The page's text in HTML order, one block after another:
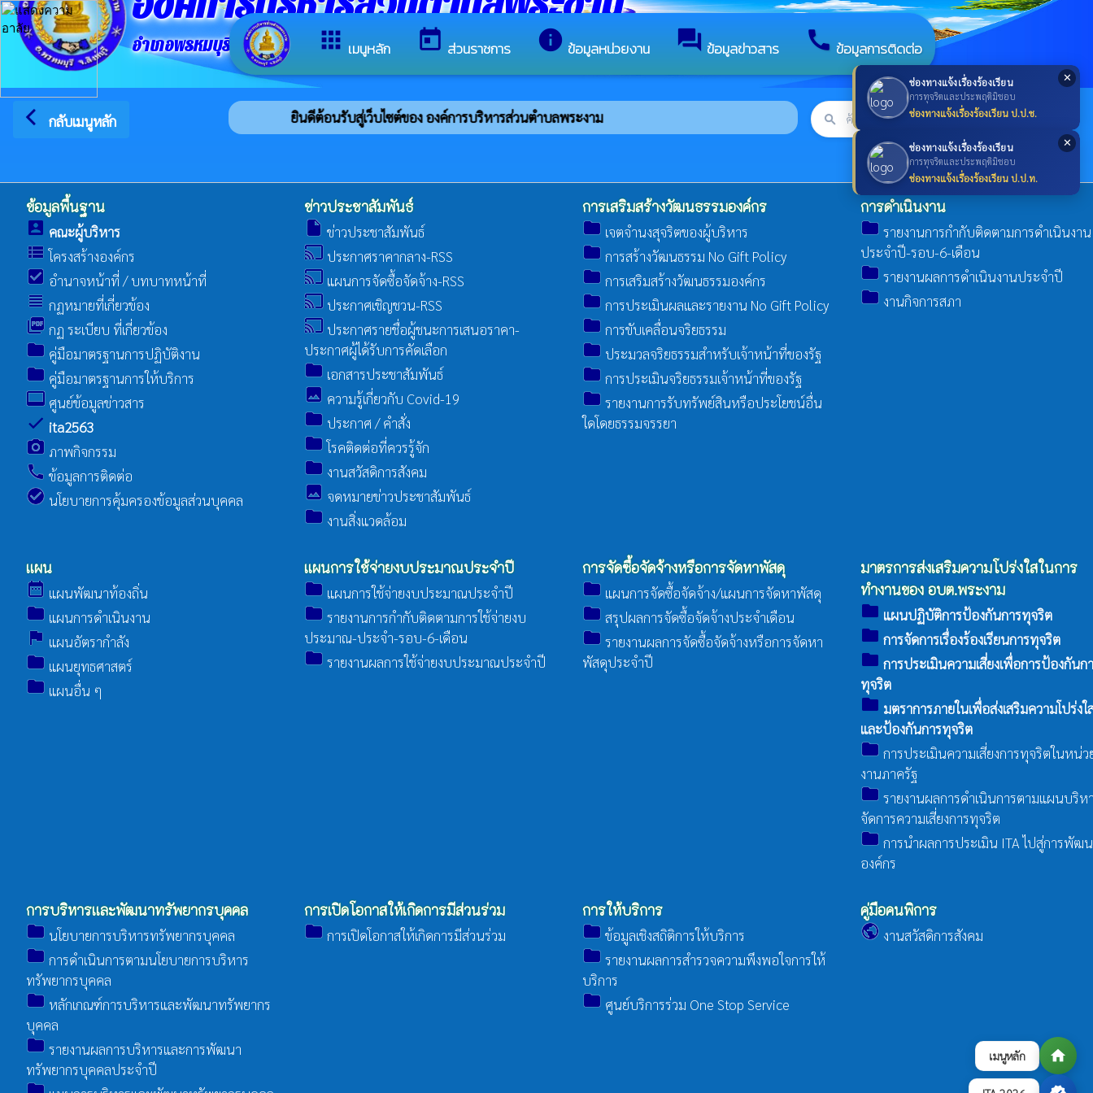
เมนูหลัก home
✕
ช่องทางแจ้งเรื่องร้องเรียน
การทุจริตและประพฤติมิชอบ
ช่องทางแจ้งเรื่องร้องเรียน ป.ป.ช.
✕
ช่องทางแจ้งเรื่องร้องเรียน
การทุจริตและประพฤติมิชอบ
ช่องทางแจ้งเรื่องร้องเรียน ป.ป.ท.
apps เมนูหลัก today ส่วนราชการ info ข้อมูลหน่วยงาน forum ข้อมูลข่าวสาร call ข้อมูลการติดต่อ
อำเภอพรหมบุรี จังหวัดสิงห์บุรี
arrow_back_ios กลับเมนูหลัก ยินดีต้อนรับสู่เว็บไซต์ของ องค์การบริหารส่วนตำบลพระงาม search searchค้นหา
ข้อมูลพื้นฐาน
account_box คณะผู้บริหาร
view_list โครงสร้างองค์กร
check_box อำนาจหน้าที่ / บทบาทหน้าที่
view_headline กฏหมายที่เกี่ยวข้อง
picture_as_pdf กฏ ระเบียบ ที่เกี่ยวข้อง
folder คู่มือมาตรฐานการปฏิบัติงาน
folder คู่มือมาตรฐานการให้บริการ
video_label ศูนย์ข้อมูลข่าวสาร
check ita2563
camera_alt ภาพกิจกรรม
call ข้อมูลการติดต่อ
check_circle นโยบายการคุ้มครองข้อมูลส่วนบุคคล
ข่าวประชาสัมพันธ์
insert_drive_file ข่าวประชาสัมพันธ์
castประกาศราคากลาง-RSS
castแผนการจัดซื้อจัดจ้าง-RSS
castประกาศเชิญชวน-RSS
castประกาศรายชื่อผู้ชนะการเสนอราคา-
ประกาศผู้ได้รับการคัดเลือก
folder เอกสารประชาสัมพันธ์
image ความรู้เกี่ยวกับ Covid-19
folder ประกาศ / คำสั่ง
folderโรคติดต่อที่ควรรู้จัก
folder งานสวัสดิการสังคม
image จดหมายข่าวประชาสัมพันธ์
folder งานสิ่งแวดล้อม
การเสริมสร้างวัฒนธรรมองค์กร
folder เจตจำนงสุจริตของผู้บริหาร
folder การสร้างวัฒนธรรม No Gift Policy
folder การเสริมสร้างวัฒนธรรมองค์กร
folder การประเมินผลและรายงาน No Gift Policy
folder การขับเคลื่อนจริยธรรม
folder ประมวลจริยธรรมสำหรับเจ้าหน้าที่ของรัฐ
folder การประเมินจริยธรรมเจ้าหน้าที่ของรัฐ
folder รายงานการรับทรัพย์สินหรือประโยชน์อื่น
ใดโดยธรรมจรรยา
การดำเนินงาน
folder รายงานการกำกับติดตามการดำเนินงาน
ประจำปี-รอบ-6-เดือน
folder รายงานผลการดำเนินงานประจำปี
folder งานกิจการสภา
แผน
date_range แผนพัฒนาท้องถิ่น
folder แผนการดำเนินงาน
assistant_photo แผนอัตรากำลัง
folder แผนยุทธศาสตร์
folder แผนอื่น ๆ
แผนการใช้จ่ายงบประมาณประจำปี
folder แผนการใช้จ่ายงบประมาณประจำปี
folder รายงานการกำกับติดตามการใช้จ่ายงบ
ประมาณ-ประจำ-รอบ-6-เดือน
folder รายงานผลการใช้จ่ายงบประมาณประจำปี
การจัดซื้อจัดจ้างหรือการจัดหาพัสดุ
folder แผนการจัดซื้อจัดจ้าง/แผนการจัดหาพัสดุ
folder สรุปผลการจัดซื้อจัดจ้างประจำเดือน
folder รายงานผลการจัดซื้อจัดจ้างหรือการจัดหา
พัสดุประจำปี
มาตรการส่งเสริมความโปร่งใสในการ
ทำงานของ อบต.พระงาม
folder แผนปฏิบัติการป้องกันการทุจริต
folder การจัดการเรื่องร้องเรียนการทุจริต
folder การประเมินความเสี่ยงเพื่อการป้องกันก
ทุจริต
folder มตราการภายในเพื่อส่งเสริมความโปร่งใ
และป้องกันการทุจริต
folder การประเมินความเสี่ยงการทุจริตในหน่ว
งานภาครัฐ
folder รายงานผลการดำเนินการตามแผนบริห
จัดการความเสี่ยงการทุจริต
folder การนำผลการประเมิน ITA ไปสู่การพัฒ
องค์กร
การบริหารและพัฒนาทรัพยากรบุคคล
folder นโยบายการบริหารทรัพยากรบุคคล
folder การดำเนินการตามนโยบายการบริหาร
ทรัพยากรบุคคล
folder หลักเกณฑ์การบริหารและพัฒนาทรัพยากร
บุคคล
folder รายงานผลการบริหารและการพัฒนา
ทรัพยากรบุคคลประจำปี
การเปิดโอกาสให้เกิดการมีส่วนร่วม
folder การเปิดโอกาสให้เกิดการมีส่วนร่วม
การให้บริการ
folder ข้อมูลเชิงสถิติการให้บริการ
folder รายงานผลการสำรวจความพึงพอใจการให้
บริการ
folder ศูนย์บริการร่วม One Stop Service
คู่มือคนพิการ
public งานสวัสดิการสังคม